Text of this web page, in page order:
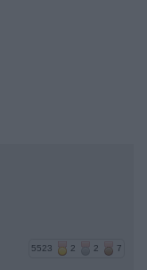
5523 2 2 7